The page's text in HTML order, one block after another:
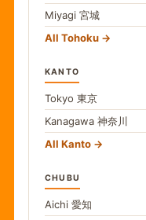
Miyagi 宮城
All Tohoku
KANTO
Tokyo 東京
Kanagawa 神奈川
All Kanto
CHUBU
Aichi 愛知